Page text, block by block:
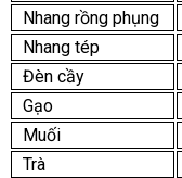
Nhang rồng phụng
Nhang tép
Đèn cầy
Gạo
Muối
Trà